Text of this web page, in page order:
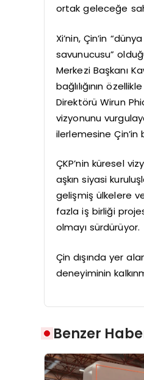
ortak geleceğe
Xi’nin, Çin’in
savunucusu”
Merkezi Başkanı
bağlılığının
Direktörü Wirun
vizyonunu
ilerlemesine
ÇKP’nin küresel
aşkın siyasi
gelişmiş ülkelere
fazla iş birliği
olmayı sürdürüyor.
Çin dışında yer
deneyiminin
Benzer